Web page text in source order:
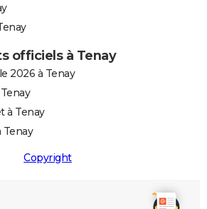
officiels à Tenay
2026 à Tenay
à Tenay
Tenay
Copyright